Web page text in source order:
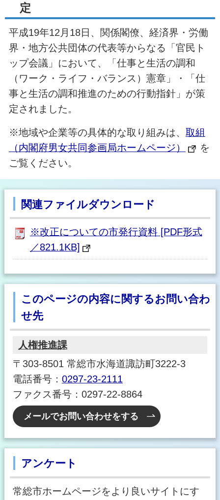
定
平成19年12月18日、関係閣僚、経済界・労働
界・地方公共団体の代表等からなる「官民ト
ップ会議」において、「仕事と生活の調和
（ワーク・ライフ・バランス）憲章」・「仕
事と生活の調和推進のための行動指針」が策
定されました。
※地域や企業等の具体的な取り組みは、 取組
（内閣府男女共同参画局ホームページ）
を
ご覧ください。
関連ファイルダウンロード
※改正についての市発行資料 [PDF形式
／821.1KB]
このページの内容に関するお問い合わ
せ先
人権推進課
〒303-8501 常総市水海道諏訪町3222-3
電話番号： 0297-23-2111
ファクス番号：0297-22-8864
メールでお問い合わせをする
アンケート
常総市ホームページをより良いサイトにす